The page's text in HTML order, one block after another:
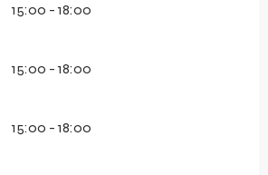
15:00 - 18:00
15:00 - 18:00
15:00 - 18:00